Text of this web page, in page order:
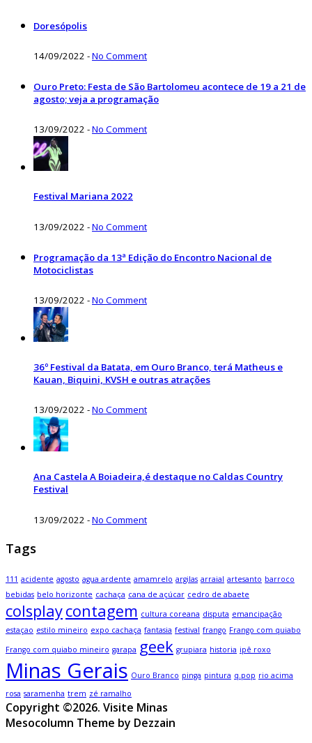
Doresópolis
14/09/2022 -No Comment
Ouro Preto: Festa de São Bartolomeu acontece de 19 a 21 de
agosto; veja a programação
13/09/2022 -No Comment
Festival Mariana 2022
13/09/2022 -No Comment
Programação da 13ª Edição do Encontro Nacional de
Motociclistas
13/09/2022 -No Comment
36º Festival da Batata, em Ouro Branco, terá Matheus e
Kauan, Biquini, KVSH e outras atrações
13/09/2022 -No Comment
Ana Castela A Boiadeira,é destaque no Caldas Country
Festival
13/09/2022 -No Comment
Tags
111 acidente agosto agua ardente amamrelo argilas arraial artesanto barroco
bebidas belo horizonte cachaça cana de açúcar cedro de abaete
colsplaycontagem cultura coreana disputa emancipação
estaçao estilo mineiro expo cachaça fantasia festival frango Frango com quiabo
Frango com quiabo mineiro garapa geek grupiara historia ipê roxo
Minas Gerais Ouro Branco pinga pintura q.pop rio acima
rosa saramenha trem zé ramalho
Copyright ©2026. Visite Minas
Mesocolumn Theme by Dezzain